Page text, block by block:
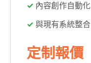
內容創作自動化
與現有系統整合
定制報價